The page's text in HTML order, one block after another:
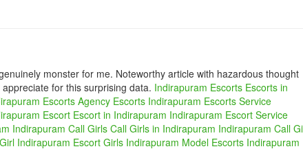
monster for me. Noteworthy article with hazardous thought
for this surprising data. Indirapuram Escorts Escorts in
Escorts Agency Escorts Indirapuram Escorts Service
Escort Escort in Indirapuram Indirapuram Escort Service
Indirapuram Call Girls Call Girls in Indirapuram Indirapuram Call
Indirapuram Escort Girls Indirapuram Model Escorts Indirapuram